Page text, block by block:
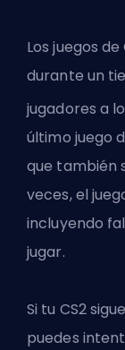
Los juegos
durante un
jugadores a
último juego
que también
veces, el
incluyendo
jugar.
Si tu CS2
puedes